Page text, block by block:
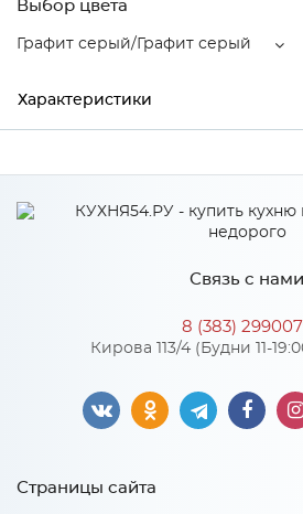
Выбор цвета
Графит серый/Графит серый
Характеристики
Высота 400
Материал ЛДСП
Особенности
Связь с нами
8 (383)
Кирова 113/4 (Будни 11-
Страницы сайта